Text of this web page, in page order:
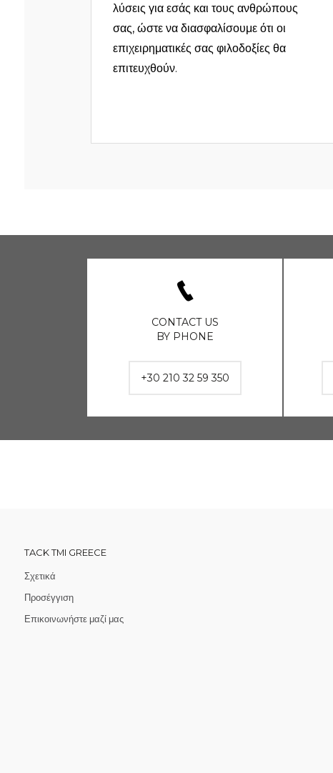
λύσεις για εσάς και τους ανθρώπους
σας, ώστε να διασφαλίσουμε ότι οι
επιχειρηματικές σας φιλοδοξίες θα
επιτευχθούν.
CONTACT US
BY PHONE
+30 210 32 59 350
TACK TMI GREECE
Σχετικά
Προσέγγιση
Επικοινωνήστε μαζί μας